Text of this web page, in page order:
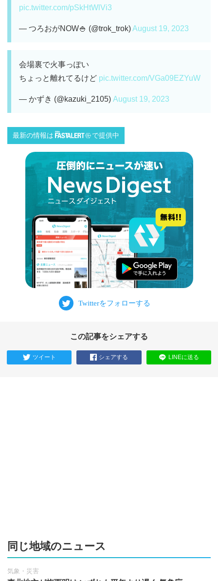
pic.twitter.com/pSkHtWlVi3
— つろおがNOW🍚 (@trok_trok)August 19, 2023
会場裏で火事っぽい
ちょっと離れてるけど pic.twitter.com/VGa09EZYuW
— かずき (@kazuki_2105) August 19, 2023
最新の情報は で提供中
この記事をシェアする
ツイート シェアする LINEに送る
同じ地域のニュース
気象・災害